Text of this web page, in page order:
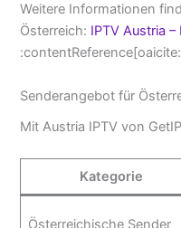
Weitere Informationen
Österreich: IPTV Austria
Senderangebot für
Mit Austria IPTV von
Kategorie
Österreichische Sender